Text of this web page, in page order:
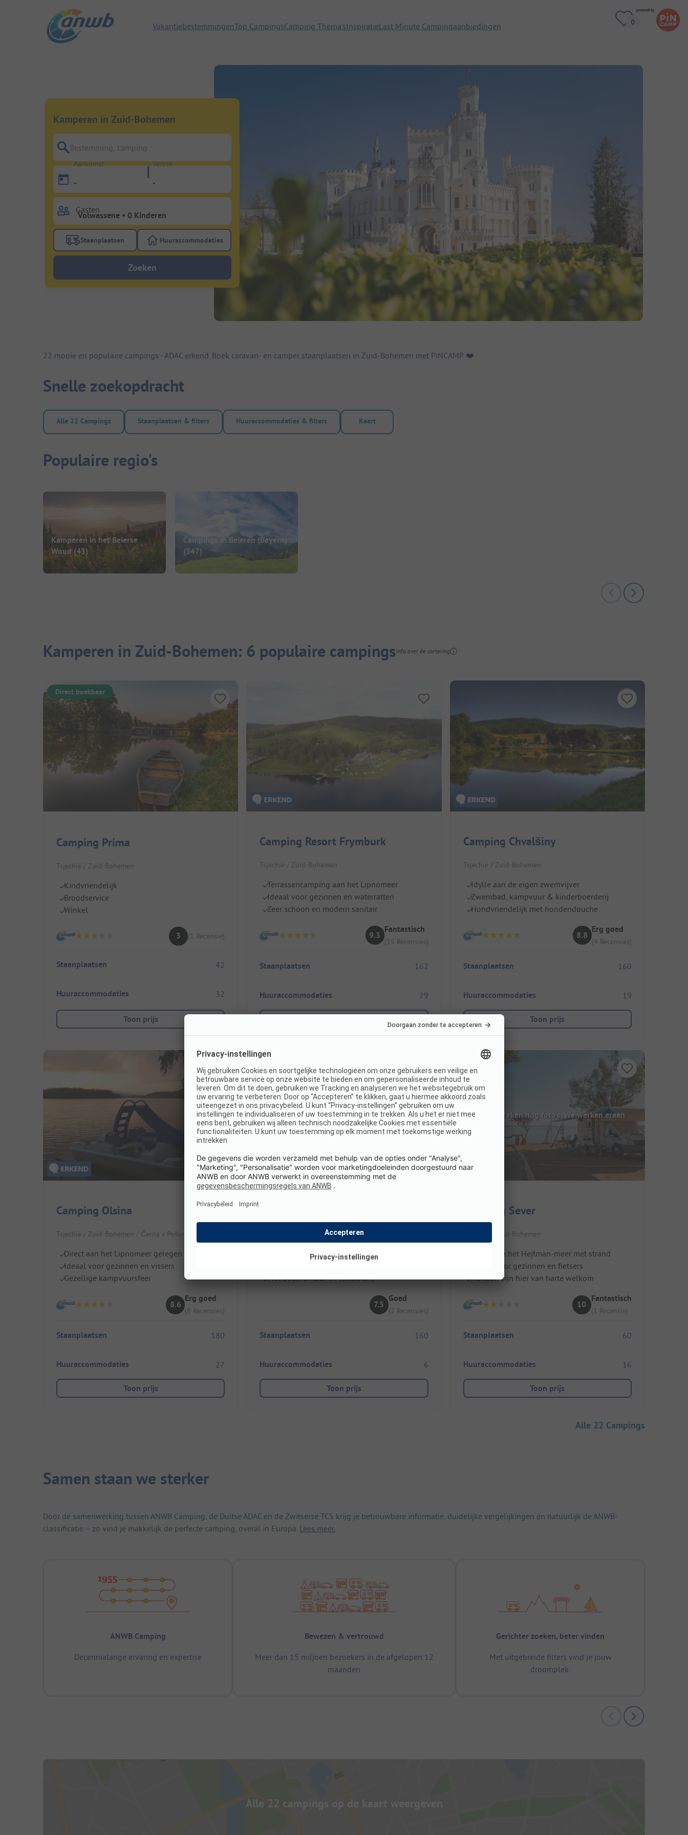
VakantiebestemmingenTop CampingsCamping Thema'sInspiratieLast Minute Campingaanbiedingen
Kamperen in Zuid-Bohemen
Bestemming, camping
Aankomst
-
Vertrek
-
Gasten
Gebruik de filterknop staanplaatsen om te zoeken naar staanplaatsen
Staanplaatsen Gebruik de filterknop huuraccommodaties om te zoeken naar huuraccommodaties
Huuraccommodaties
Zoeken
22 mooie en populaire campings - ADAC erkend. Boek caravan- en camper staanplaatsen in Zuid-Bohemen met PiNCAMP. ❤️️
Snelle zoekopdracht
Alle 22 Campings Staanplaatsen & filters Huuraccommodaties & filters Kaart
Populaire regio's
Kamperen in het Beierse
Woud (43)
Campings in Beieren (Bayern)
(347)
Kamperen in Zuid-Bohemen: 6 populaire campingsInfo over de sortering
Direct boekbaar
Camping Prima
Tsjechië / Zuid-Bohemen
Kindvriendelijk
Broodservice
Winkel
3 (1 Recensie)
Staanplaatsen 42
Huuraccommodaties 32
Toon prijs
Camping Resort Frymburk
Tsjechië / Zuid-Bohemen
Terrassencamping aan het Lipnomeer
Ideaal voor gezinnen en waterratten
Zeer schoon en modern sanitair
9.3
Fantastisch
(15 Recensies)
Staanplaatsen 162
Huuraccommodaties 29
Camping Chvalšiny
Tsjechië / Zuid-Bohemen
Idylle aan de eigen zwemvijver
Zwembad, kampvuur & kinderboerderij
Hondvriendelijk met hondendouche
8.8
Erg goed
(4 Recensies)
Staanplaatsen 160
Huuraccommodaties 19
Toon prijs
Camping Olsina
Tsjechië / Zuid-Bohemen / Černá v Pošumaví
Direct aan het Lipnomeer gelegen
Ideaal voor gezinnen en vissers
Gezellige kampvuursfeer
8.6
Erg goed
(8 Recensies)
Staanplaatsen 180
Huuraccommodaties 27
Toon prijs
Tsjechië / Zuid-Bohemen
Direct aan het Lipnomeer met zandstrand
Met bootverhuur en restaurant
7.5
Goed
(2 Recensies)
Staanplaatsen 160
Huuraccommodaties 6
Toon prijs
Hier ontbreken nog foto's. We werken eraan
Camping Sever
Tsjechië / Zuid-Bohemen
Direct aan het Hejtman-meer met strand
Ideaal voor gezinnen en fietsers
Honden zijn hier van harte welkom
10
Fantastisch
(1 Recensie)
Staanplaatsen 60
Huuraccommodaties 16
Toon prijs
Alle 22 Campings
Samen staan we sterker
Door de samenwerking tussen ANWB Camping, de Duitse ADAC en de Zwitserse TCS krijg je betrouwbare informatie, duidelijke vergelijkingen én natuurlijk de ANWB-
classificatie – zo vind je makkelijk de perfecte camping, overal in Europa. Lees meer.
ANWB Camping
Decennialange ervaring en expertise
Bewezen & vertrouwd
Meer dan 15 miljoen bezoekers in de afgelopen 12
maanden
Gerichter zoeken, beter vinden
Met uitgebreide filters vind je jouw
droomplek.
Alle 22 campings op de kaart weergeven